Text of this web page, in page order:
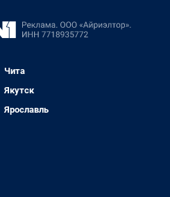
Чита
Якутск
Ярославль